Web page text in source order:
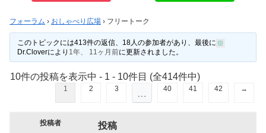
フォーラム › おしゃべり広場 › フリートーク
このトピックには413件の返信、18人の参加者があり、最後に
Dr.Cloverにより 1年、 11ヶ月前に更新されました。
10件の投稿を表示中 - 1 - 10件目 (全414件中)
1 2 3 … 40 41 42 →
投稿者 投稿